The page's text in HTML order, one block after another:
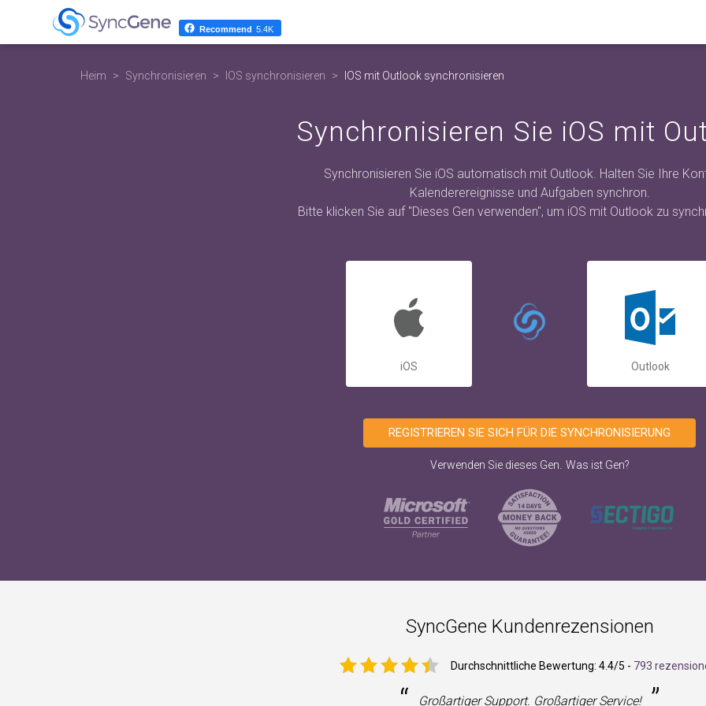
Heim Synchronisieren IOS synchronisieren IOS mit Outlook synchronisieren
Synchronisieren Sie iOS mit
Synchronisieren Sie iOS automatisch mit Outlook. Halten Sie Ihre
Kalenderereignisse und Aufgaben synchron.
Bitte klicken Sie auf "Dieses Gen verwenden", um iOS mit Outlook zu
iOS Outlook
REGISTRIEREN SIE SICH FÜR DIE SYNCHRONISIERUNG
Verwenden Sie dieses Gen. Was ist Gen?
SyncGene Kundenrezensionen
Durchschnittliche Bewertung: 4.4/5 - 793
Großartiger Support. Großartiger Service!
Recommend 5.4K